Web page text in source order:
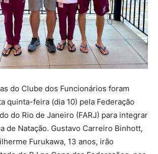
do Clube dos Funcionários foram
quinta-feira (dia 10) pela Federação
do Rio de Janeiro (FARJ) para integrar
de Natação. Gustavo Carreiro Binhott,
Furukawa, 13 anos, irão